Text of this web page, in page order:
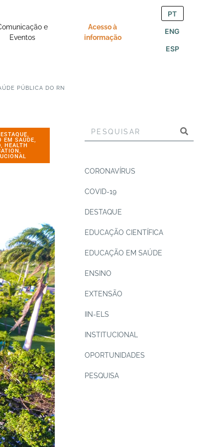
e
Eventos
Acesso à
informação
PT
ENG
ESP
PÚBLICA DO RN
,
EM SAÚDE,
, HEALTH
,
CORONAVÍRUS
COVID-19
DESTAQUE
EDUCAÇÃO CIENTÍFICA
EDUCAÇÃO EM SAÚDE
ENSINO
EXTENSÃO
IIN-ELS
INSTITUCIONAL
OPORTUNIDADES
PESQUISA